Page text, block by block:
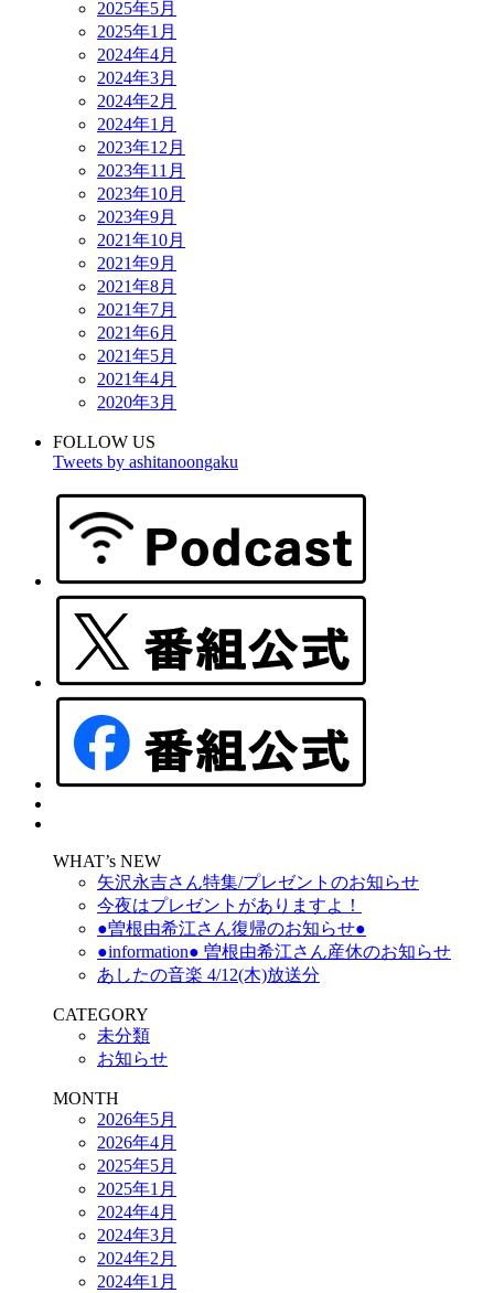
2025年5月
2025年1月
2024年4月
2024年3月
2024年2月
2024年1月
2023年12月
2023年11月
2023年10月
2023年9月
2021年10月
2021年9月
2021年8月
2021年7月
2021年6月
2021年5月
2021年4月
2020年3月
FOLLOW US
Tweets by ashitanoongaku
WHAT’s NEW
矢沢永吉さん特集/プレゼントのお知らせ
今夜はプレゼントがありますよ！
●曽根由希江さん復帰のお知らせ●
●information● 曽根由希江さん産休のお知らせ
あしたの音楽 4/12(木)放送分
CATEGORY
未分類
お知らせ
MONTH
2026年5月
2026年4月
2025年5月
2025年1月
2024年4月
2024年3月
2024年2月
2024年1月